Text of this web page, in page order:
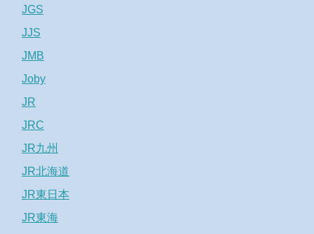
JGS
JJS
JMB
Joby
JR
JRC
JR九州
JR北海道
JR東日本
JR東海